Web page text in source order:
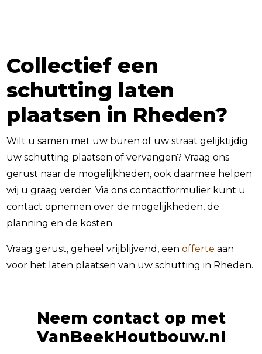
Collectief een
schutting laten
plaatsen in Rheden?
Wilt u samen met uw buren of uw straat gelijktijdig
uw schutting plaatsen of vervangen? Vraag ons
gerust naar de mogelijkheden, ook daarmee helpen
wij u graag verder. Via ons contactformulier kunt u
contact opnemen over de mogelijkheden, de
planning en de kosten.
Vraag gerust, geheel vrijblijvend, eenofferte aan
voor het laten plaatsen van uw schutting in Rheden.
Neem contact op met
VanBeekHoutbouw.nl